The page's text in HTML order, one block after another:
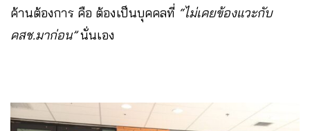
ค้านต้องการ คือ ต้องเป็นบุคคลที่ “ไม่เคยข้องแวะกับ
คสช.มาก่อน”นั่นเอง